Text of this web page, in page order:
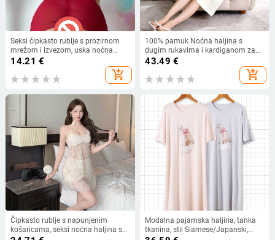
Seksi čipkasto rublje s prozirnom
mrežom i izvezom, uska noćna
haljina
14.21 €
add_shopping_cart
100% pamuk Noćna haljina s
dugim rukavima i kardiganom za
proljeće-jesen, srednja duljina,
opuštena kućna odjeća za žene
43.49 €
add_shopping_cart
Čipkasto rublje s napunjenim
košaricama, seksi noćna haljina s
Modalna pajamska haljina, tanka
tkanina, stil Siamese/Japanski,